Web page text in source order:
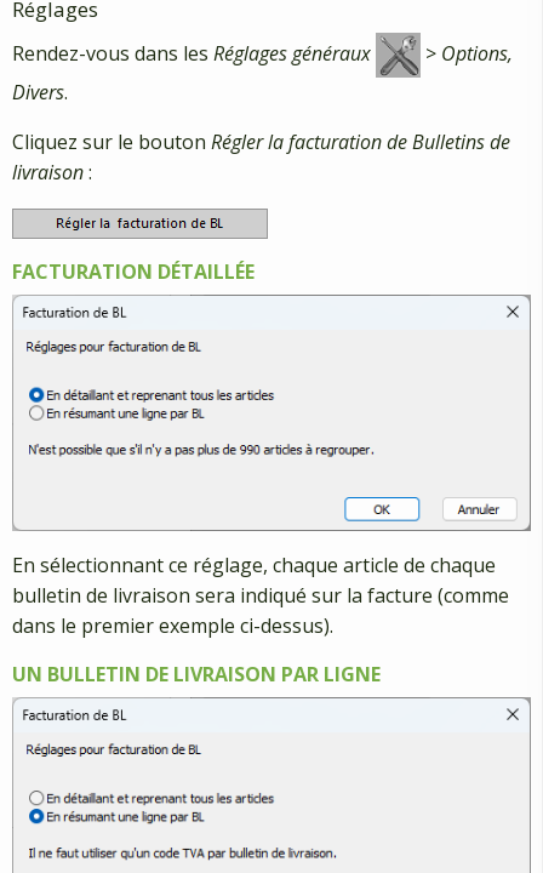
Réglages
Rendez-vous dans les Réglages généraux > Options,
Divers.
Cliquez sur le bouton Régler la facturation de Bulletins de
livraison:
FACTURATION DÉTAILLÉE
En sélectionnant ce réglage, chaque article de chaque
bulletin de livraison sera indiqué sur la facture (comme
dans le premier exemple ci-dessus).
UN BULLETIN DE LIVRAISON PAR LIGNE